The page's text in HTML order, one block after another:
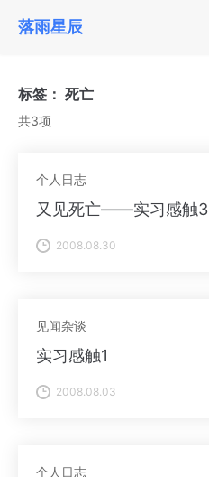
落雨星辰
标签： 死亡
共3项
个人日志
又见死亡——实习感触3
2008.08.30
见闻杂谈
实习感触1
2008.08.03
个人日志